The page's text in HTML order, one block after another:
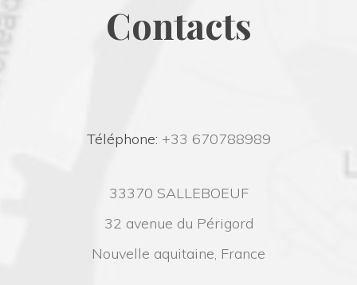
Contact
Téléphone: +33 670788989
33370 SALLEBOEUF
32 avenue du Périgord
Nouvelle aquitaine, France